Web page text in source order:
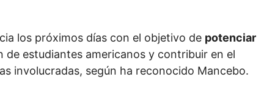
los próximos días con el objetivo de potenciar
de estudiantes americanos y contribuir en el
involucradas, según ha reconocido Mancebo.